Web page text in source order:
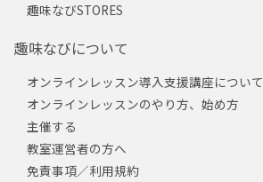
趣味なびSTORES
趣味なびについて
オンラインレッスン導入支援講座について
オンラインレッスンのやり方、始め方
主催する
教室運営者の方へ
免責事項／利用規約